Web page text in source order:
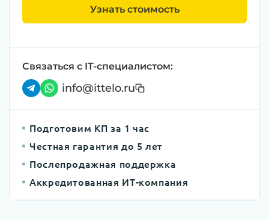
Узнать стоимость
Связаться с IT-специалистом:
info@ittelo.ru
Подготовим КП за 1 час
Честная гарантия до 5 лет
Послепродажная поддержка
Аккредитованная ИТ-компания